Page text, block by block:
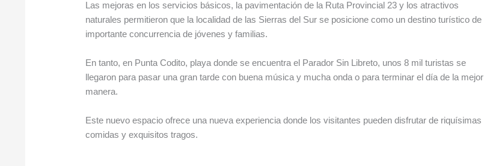
Las mejoras en los servicios básicos, la pavimentación de la Ruta Provincial 23 y los atractivos
naturales permitieron que la localidad de las Sierras del Sur se posicione como un destino turístico de
importante concurrencia de jóvenes y familias.
En tanto, en Punta Codito, playa donde se encuentra el Parador Sin Libreto, unos 8 mil turistas se
llegaron para pasar una gran tarde con buena música y mucha onda o para terminar el día de la mejor
manera.
Este nuevo espacio ofrece una nueva experiencia donde los visitantes pueden disfrutar de riquísimas
comidas y exquisitos tragos.